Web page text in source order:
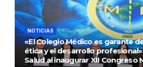
NOTICIAS
«El Colegio Médico es garante
ética y el desarrollo
Salud al inaugurar XII Congreso